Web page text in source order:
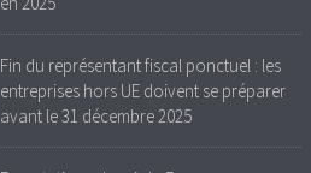
Fin du représentant fiscal ponctuel : les
entreprises hors UE doivent se préparer
avant le 31 décembre 2025